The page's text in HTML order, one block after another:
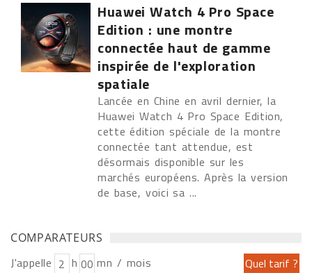
Huawei Watch 4 Pro Space
Edition : une montre
connectée haut de gamme
inspirée de l'exploration
spatiale
Lancée en Chine en avril dernier, la
Huawei Watch 4 Pro Space Edition,
cette édition spéciale de la montre
connectée tant attendue, est
désormais disponible sur les
marchés européens. Après la version
de base, voici sa ...
COMPARATEURS
J'appelle h
mn / mois